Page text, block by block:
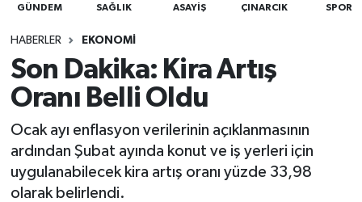
GÜNDEM SAĞLIK ASAYİŞ ÇINARCIK SPOR
HABERLER EKONOMİ
Son Dakika: Kira Artış
Oranı Belli Oldu
Ocak ayı enflasyon verilerinin açıklanmasının
ardından Şubat ayında konut ve iş yerleri için
uygulanabilecek kira artış oranı yüzde 33,98
olarak belirlendi.
BİLİM VE TEKNOLOJİ
ASAYİŞ
SAĞLIK
SPOR
Tüm Manşetler
Son Dakika Haberleri
Haber Arşivi